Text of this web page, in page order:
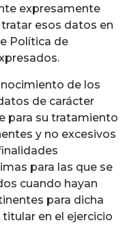
expresamente
esos datos en
Política de
de los
de carácter
para su tratamiento
y no excesivos
para las que se
cuando hayan
para dicha
en el ejercicio